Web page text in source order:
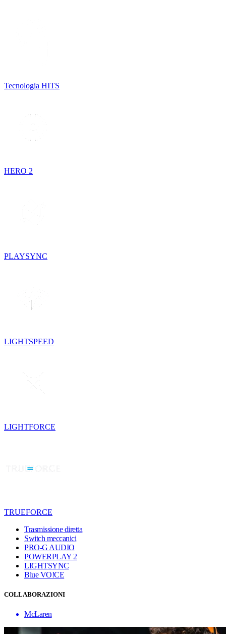
Tecnologia HITS
HERO 2
PLAYSYNC
LIGHTSPEED
LIGHTFORCE
TRUEFORCE
Trasmissione diretta
Switch meccanici
PRO-G AUDIO
POWERPLAY 2
LIGHTSYNC
Blue VO!CE
COLLABORAZIONI
McLaren